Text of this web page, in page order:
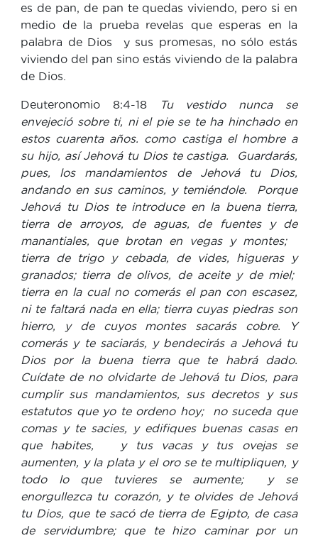
es de pan, de pan te quedas viviendo, pero si en
medio de la prueba revelas que esperas en la
palabra de Dios y sus promesas, no sólo estás
viviendo del pan sino estás viviendo de la palabra
de Dios.
Deuteronomio 8:4-18
Tu vestido nunca se
envejeció sobre ti, ni el pie se te ha hinchado en
estos cuarenta años. como castiga el hombre a
su hijo, así Jehová tu Dios te castiga. Guardarás,
pues, los mandamientos de Jehová tu Dios,
andando en sus caminos, y temiéndole. Porque
Jehová tu Dios te introduce en la buena tierra,
tierra de arroyos, de aguas, de fuentes y de
manantiales, que brotan en vegas y montes;
tierra de trigo y cebada, de vides, higueras y
granados; tierra de olivos, de aceite y de miel;
tierra en la cual no comerás el pan con escasez,
ni te faltará nada en ella; tierra cuyas piedras son
hierro, y de cuyos montes sacarás cobre. Y
comerás y te saciarás, y bendecirás a Jehová tu
Dios por la buena tierra que te habrá dado.
Cuídate de no olvidarte de Jehová tu Dios, para
cumplir sus mandamientos, sus decretos y sus
estatutos que yo te ordeno hoy; no suceda que
comas y te sacies, y edifiques buenas casas en
que habites, y tus vacas y tus ovejas se
aumenten, y la plata y el oro se te multipliquen, y
todo lo que tuvieres se aumente; y se
enorgullezca tu corazón, y te olvides de Jehová
tu Dios, que te sacó de tierra de Egipto, de casa
de servidumbre; que te hizo caminar por un